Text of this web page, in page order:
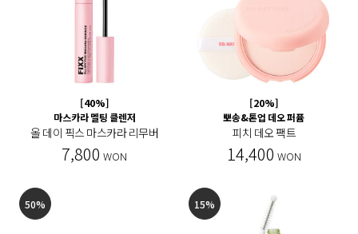
[40%]
마스카라 멜팅 클렌저
올 데이 픽스 마스카라 리무버
7,800 WON
[20%]
뽀송&톤업 데오 퍼퓸
피치 데오 팩트
14,400 WON
50% 15%